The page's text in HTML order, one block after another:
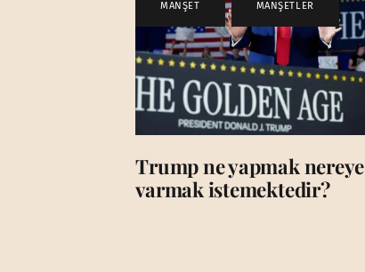
MANŞET , MANŞETLER
Trump ne yapmak nereye
varmak istemektedir?